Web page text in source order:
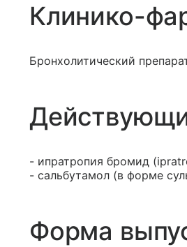
Клинико-
Бронхолитический
- ипратропия бромид
- сальбутамол (в форме
Форма